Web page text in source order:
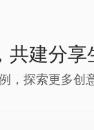
共建分享
，探索更多创